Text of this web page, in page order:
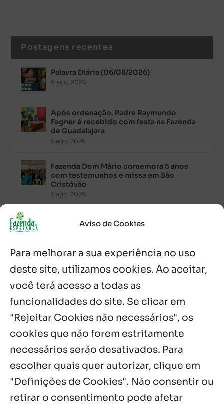
Aviso de Cookies
Para melhorar a sua experiência no uso
deste site, utilizamos cookies. Ao aceitar,
você terá acesso a todas as
funcionalidades do site. Se clicar em
"Rejeitar Cookies não necessários", os
cookies que não forem estritamente
necessários serão desativados. Para
escolher quais quer autorizar, clique em
"Definições de Cookies". Não consentir ou
retirar o consentimento pode afetar
Postagens recentes
Palavra Diária (06/08/2026)
6 ago, 2026
Após ordenação, Padre Raymundo
Fagner é recebido com festa na Fazenda
de Guadalajara
5 ago, 2026
Fazenda Dom Mário comemora 5 anos
com testemunhos e missa em São
Cristóvão
5 ago, 2026
Palavra Diária (05/08/2026)
Palavra Diária (04/08/2026)
4 ago, 2026
Palavra de Vida (Agosto de 2026)
Notícias por Categoria